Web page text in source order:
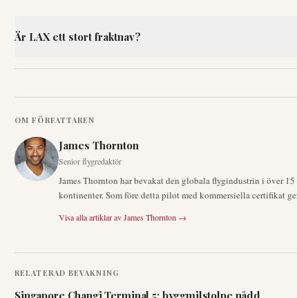
Är LAX ett stort fraktnav?
OM FÖRFATTAREN
James Thornton
Senior flygredaktör
James Thornton har bevakat den globala flygindustrin i över
kontinenter. Som före detta pilot med kommersiella certifikat
Visa alla artiklar avJames Thornton →
RELATERAD BEVAKNING
Singapore Changi Terminal 5: byggmilstolpe nådd